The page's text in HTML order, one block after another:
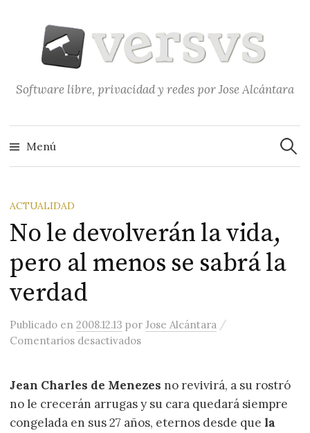
contenido
Software libre, privacidad y redes por Jose Alcántara
Menú
ACTUALIDAD
No le devolverán la vida,
pero al menos se sabrá la
verdad
Publicado en2008.12.13 porJose Alcántara /
Comentarios desactivadosen No le devolverán la vida, pero
Jean Charles de Menezes no revivirá, a su rostró
no le crecerán arrugas y su cara quedará siempre
congelada en sus 27 años, eternos desde que la